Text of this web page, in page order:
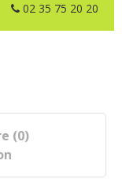
02 35 75 20 20
(0)